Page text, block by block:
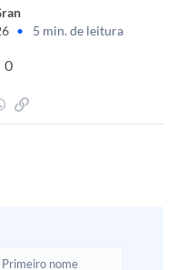
• 5 min. de leitura
0